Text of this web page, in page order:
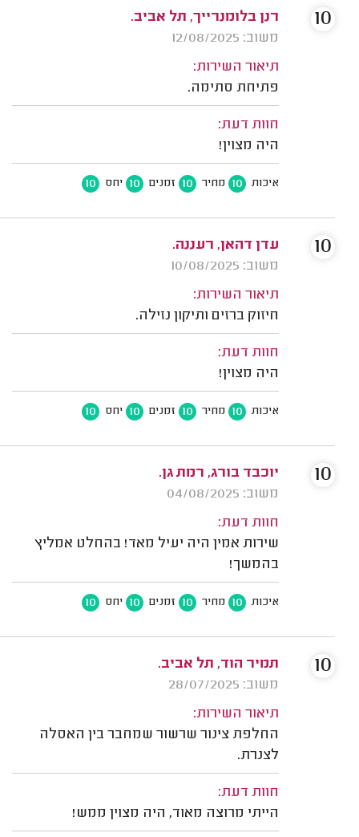
רנן בלומנרייך, תל אביב.
משוב: 12/08/2025
תיאור השירות:
פתיחת סתימה.
חוות דעת:
היה מצוין!
איכות 10 מחיר 10 זמנים 10 יחס 10
10
עדן דהאן, רעננה.
משוב: 10/08/2025
תיאור השירות:
חיזוק ברזים ותיקון נזילה.
חוות דעת:
היה מצוין!
איכות 10 מחיר 10 זמנים 10 יחס 10
10
יוכבד בורג, רמת גן.
משוב: 04/08/2025
חוות דעת:
שירות אמין היה יעיל מאד! בהחלט אמליץ
בהמשך!
איכות 10 מחיר 10 זמנים 10 יחס 10
10
תמיר הוד, תל אביב.
משוב: 28/07/2025
תיאור השירות:
החלפת צינור שרשור שמחבר בין האסלה
לצנרת.
חוות דעת:
הייתי מרוצה מאוד, היה מצוין ממש!
10